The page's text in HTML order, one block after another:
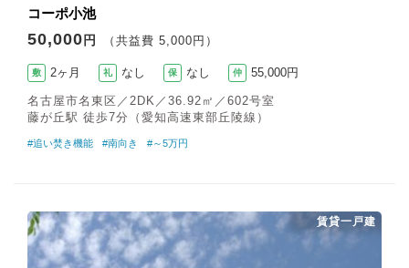
コーポ小池
50,000 円 （共益費 5,000円）
敷 2ヶ月 礼 なし 保 なし 仲 55,000円
名古屋市名東区／2DK／36.92㎡／602号室
藤が丘駅 徒歩7分（愛知高速東部丘陵線）
#追い焚き機能 #南向き #～5万円
賃貸一戸建